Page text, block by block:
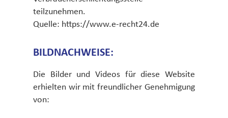
teilzunehmen.
Quelle: https://www.e-recht24.de
BILDNACHWEISE:
Die Bilder und Videos für diese Website
erhielten wir mit freundlicher Genehmigung
von: